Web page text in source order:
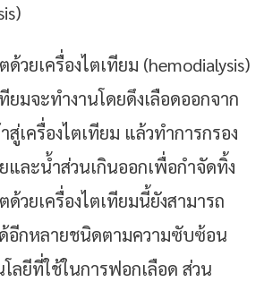
วยเครื่องไตเทียม (hemodialysis)
ทียมจะทำงานโดยดึงเลือดออกจาก
สู่เครื่องไตเทียม แล้วทำการกรอง
ยและน้ำส่วนเกินออกเพื่อกำจัดทิ้ง
ด้วยเครื่องไตเทียมนี้ยังสามารถ
อีกหลายชนิดตามความซับซ้อน
โลยีที่ใช้ในการฟอกเลือด ส่วน